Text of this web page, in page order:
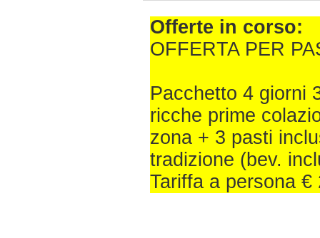
Offerte in corso:
OFFERTA PER
Pacchetto 4 giorni
ricche prime
zona + 3 pasti
tradizione (bev.
Tariffa a persona